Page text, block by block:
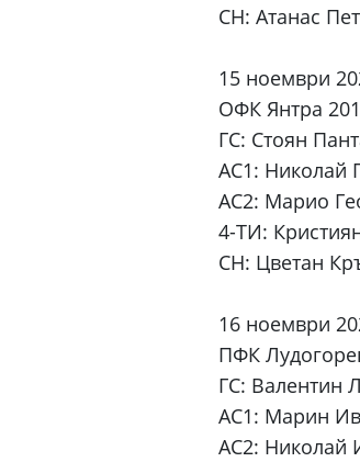
СН: Атанас
15 ноември
ОФК Янтра
ГС: Стоян
АС1: Николай
АС2: Марио
4-ТИ:
СН: Цветан
16 ноември
ПФК
ГС: Валентин
АС1: Марин
АС2: Николай